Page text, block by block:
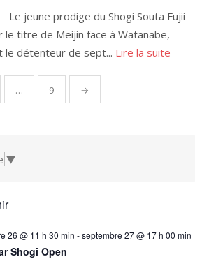
Le jeune prodige du Shogi Souta Fujii
titre de Meijin face à Watanabe,
le détenteur de sept... Lire la suite
… 9 →
▼
26 @ 11 h 30 min -septembre 27 @ 17 h 00 min
Shogi Open